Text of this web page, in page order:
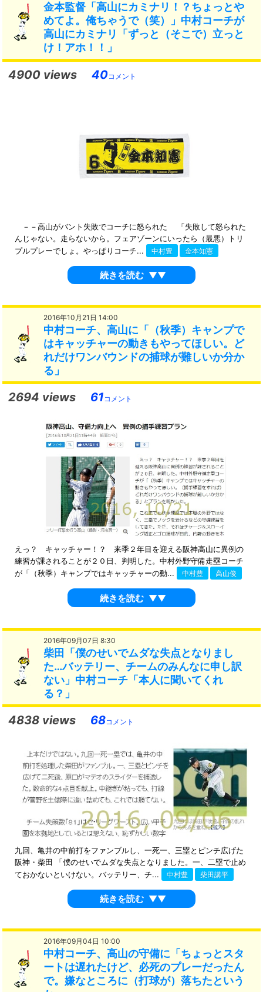
金本監督「高山にカミナリ！？ちょっとや
めてよ。俺ちゃうで（笑）」中村コーチが
高山にカミナリ「ずっと（そこで）立っと
け！アホ！！」
4900 views 40コメント
－－高山がバント失敗でコーチに怒られた 「失敗して怒られた
んじゃない。走らないから。フェアゾーンにいったら（最悪）トリ
プルプレーでしょ。やっぱりコーチ...
中村豊 金本知憲
続きを読む ▼▼
2016年10月21日 14:00
中村コーチ、高山に「（秋季）キャンプで
はキャッチャーの動きもやってほしい。ど
れだけワンバウンドの捕球が難しいか分か
る」
2694 views 61コメント
えっ？ キャッチャー！？ 来季２年目を迎える阪神高山に異例の
練習が課されることが２０日、判明した。中村外野守備走塁コーチ
が「（秋季）キャンプではキャッチャーの動...
中村豊 高山俊
続きを読む ▼▼
2016年09月07日 8:30
柴田「僕のせいでムダな失点となりまし
た…バッテリー、チームのみんなに申し訳
ない」中村コーチ「本人に聞いてくれ
る？」
4838 views 68コメント
九回、亀井の中前打をファンブルし、一死一、三塁とピンチ広げた
阪神・柴田 「僕のせいでムダな失点となりました。一、二塁で止め
ておかないといけない。バッテリー、チ...
中村豊 柴田講平
続きを読む ▼▼
2016年09月04日 10:00
中村コーチ、高山の守備に「ちょっとスタ
ートは遅れたけど、必死のプレーだったん
で。嫌なところに（打球が）落ちたという